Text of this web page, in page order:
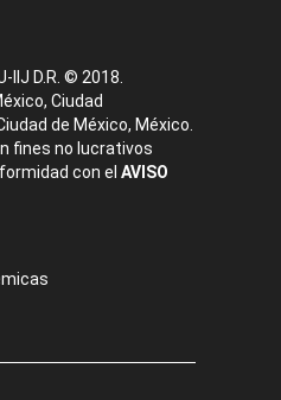
D.R. © 2018.
Ciudad
de México, México.
fines no lucrativos
con el AVISO